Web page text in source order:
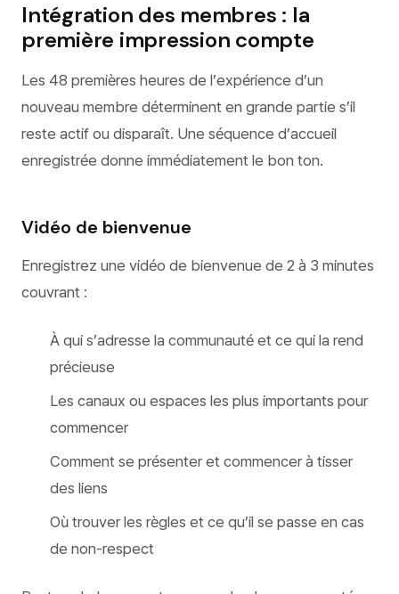
Intégration des membres : la
première impression compte
Les 48 premières heures de l’expérience d’un
nouveau membre déterminent en grande partie s’il
reste actif ou disparaît. Une séquence d’accueil
enregistrée donne immédiatement le bon ton.
Vidéo de bienvenue
Enregistrez une vidéo de bienvenue de 2 à 3 minutes
couvrant :
À qui s’adresse la communauté et ce qui la rend
précieuse
Les canaux ou espaces les plus importants pour
commencer
Comment se présenter et commencer à tisser
des liens
Où trouver les règles et ce qu’il se passe en cas
de non-respect